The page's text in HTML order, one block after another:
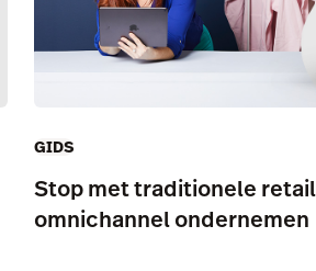
GIDS
Stop met traditionele
omnichannel ondernemen